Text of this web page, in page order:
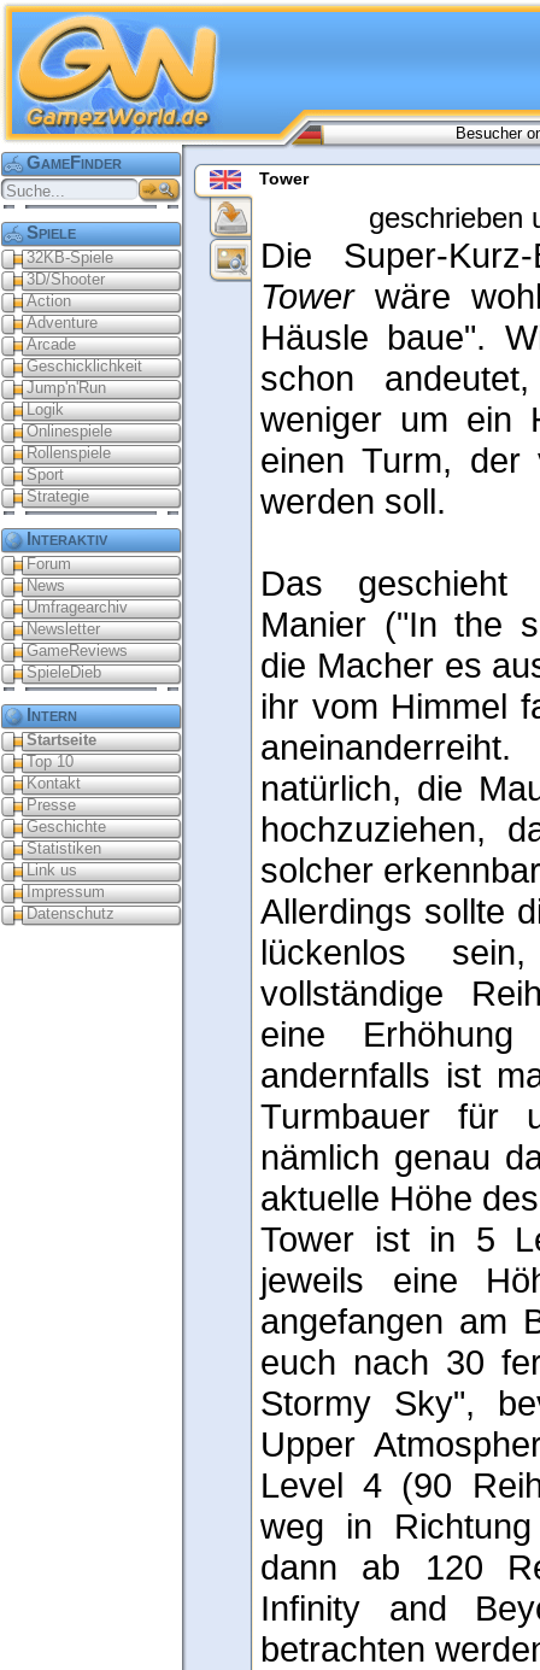
Besucher
GameFinder
Spiele
32KB-Spiele
3D/Shooter
Action
Adventure
Arcade
Geschicklichkeit
Jump'n'Run
Logik
Onlinespiele
Rollenspiele
Sport
Strategie
Interaktiv
Forum
News
Umfragearchiv
Newsletter
GameReviews
SpieleDieb
Intern
Startseite
Top 10
Kontakt
Presse
Geschichte
Statistiken
Link us
Impressum
Datenschutz
Tower
geschrieben
Die Super-
Tower wäre
Häusle baue".
schon
weniger um ein
einen Turm, der
werden soll.
Das
Manier ("In the
die Macher es
ihr vom Himmel
natürlich, die
hochzuziehen,
solcher
Allerdings sollte
lückenlos
vollständige
eine Erhöhung
andernfalls ist
Turmbauer für
nämlich genau
aktuelle Höhe
Tower ist in 5
jeweils eine
angefangen am
euch nach 30
Stormy Sky",
Upper
Level 4 (90
weg in
dann ab 120
Infinity and
betrachten